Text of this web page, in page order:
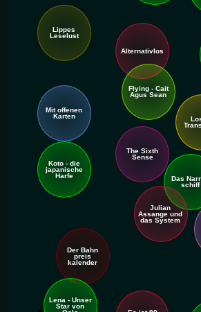
Lippes
Leselust
Carolin Kebekus (1)
Carolin Kebekus (2)
Jochen Malmsheimer
Alternativlos
Mit offenen
Karten
Flying - Cait
Agus Sean
Koto - die
japanische
Harfe
The Sixth
Sense
Das
schiff
Der Bahn
preis
kalender
Julian
Assange und
das System
Lena - Unser
Star von